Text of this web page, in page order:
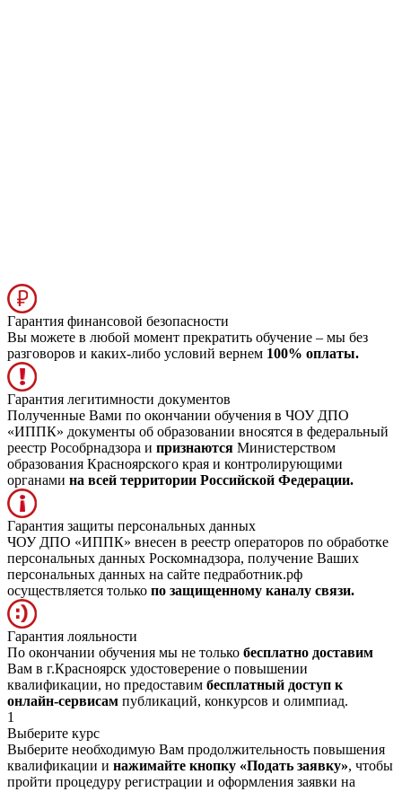
Гарантия финансовой безопасности
Вы можете в любой момент прекратить обучение – мы без
разговоров и каких-либо условий вернем 100% оплаты.
Гарантия легитимности документов
Полученные Вами по окончании обучения в ЧОУ ДПО
«ИППК» документы об образовании вносятся в федеральный
реестр Рособрнадзора и признаются Министерством
образования Красноярского края и контролирующими
органами на всей территории Российской Федерации.
Гарантия защиты персональных данных
ЧОУ ДПО «ИППК» внесен в реестр операторов по обработке
персональных данных Роскомнадзора, получение Ваших
персональных данных на сайте педработник.рф
осуществляется только по защищенному каналу связи.
Гарантия лояльности
По окончании обучения мы не только бесплатно доставим
Вам в г.Красноярск удостоверение о повышении
квалификации, но предоставим бесплатный доступ к
онлайн-сервисам публикаций, конкурсов и олимпиад.
1
Выберите курс
Выберите необходимую Вам продолжительность повышения
квалификации и нажимайте кнопку «Подать заявку», чтобы
пройти процедуру регистрации и оформления заявки на